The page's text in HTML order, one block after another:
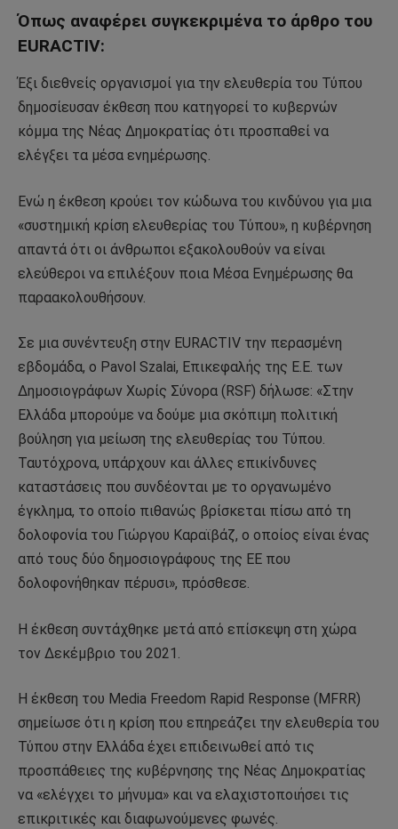
Όπως αναφέρει συγκεκριμένα το άρθρο του
EURACTIV:
Έξι διεθνείς οργανισμοί για την ελευθερία του Τύπου
δημοσίευσαν έκθεση που κατηγορεί το κυβερνών
κόμμα της Νέας Δημοκρατίας ότι προσπαθεί να
ελέγξει τα μέσα ενημέρωσης.
Ενώ η έκθεση κρούει τον κώδωνα του κινδύνου για μια
«συστημική κρίση ελευθερίας του Τύπου», η κυβέρνηση
απαντά ότι οι άνθρωποι εξακολουθούν να είναι
ελεύθεροι να επιλέξουν ποια Μέσα Ενημέρωσης θα
παραακολουθήσουν.
Σε μια συνέντευξη στην EURACTIV την περασμένη
εβδομάδα, ο Pavol Szalai, Επικεφαλής της Ε.Ε. των
Δημοσιογράφων Χωρίς Σύνορα (RSF) δήλωσε: «Στην
Ελλάδα μπορούμε να δούμε μια σκόπιμη πολιτική
βούληση για μείωση της ελευθερίας του Τύπου.
Ταυτόχρονα, υπάρχουν και άλλες επικίνδυνες
καταστάσεις που συνδέονται με το οργανωμένο
έγκλημα, το οποίο πιθανώς βρίσκεται πίσω από τη
δολοφονία του Γιώργου Καραϊβάζ, ο οποίος είναι ένας
από τους δύο δημοσιογράφους της ΕΕ που
δολοφονήθηκαν πέρυσι», πρόσθεσε.
Η έκθεση συντάχθηκε μετά από επίσκεψη στη χώρα
τον Δεκέμβριο του 2021.
Η έκθεση του Media Freedom Rapid Response (MFRR)
σημείωσε ότι η κρίση που επηρεάζει την ελευθερία του
Τύπου στην Ελλάδα έχει επιδεινωθεί από τις
προσπάθειες της κυβέρνησης της Νέας Δημοκρατίας
να «ελέγχει το μήνυμα» και να ελαχιστοποιήσει τις
επικριτικές και διαφωνούμενες φωνές.